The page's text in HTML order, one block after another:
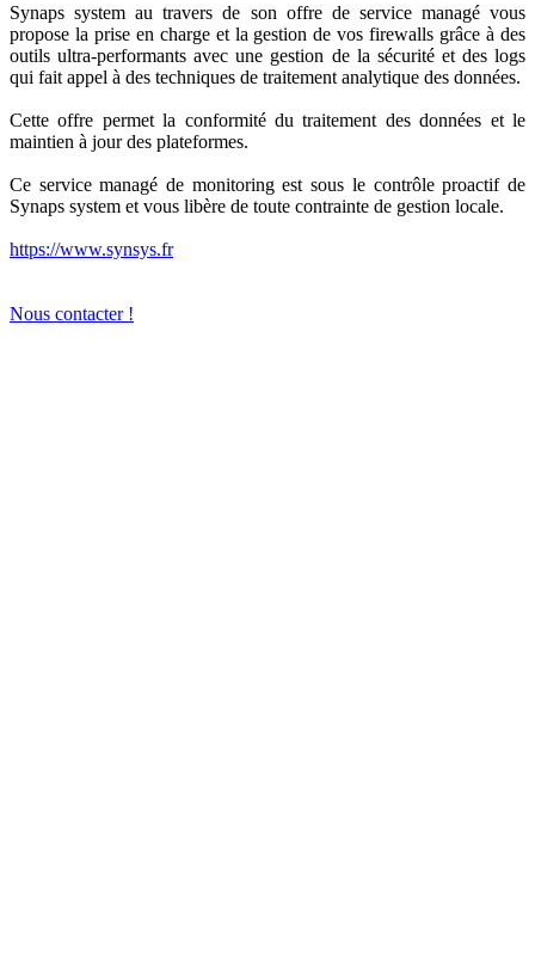
Synaps system au travers de son offre de service managé vous
propose la prise en charge et la gestion de vos firewalls grâce à des
outils ultra-performants avec une gestion de la sécurité et des logs
qui fait appel à des techniques de traitement analytique des données.
Cette offre permet la conformité du traitement des données et le
maintien à jour des plateformes.
Ce service managé de monitoring est sous le contrôle proactif de
Synaps system et vous libère de toute contrainte de gestion locale.
https://www.synsys.fr
Nous contacter !